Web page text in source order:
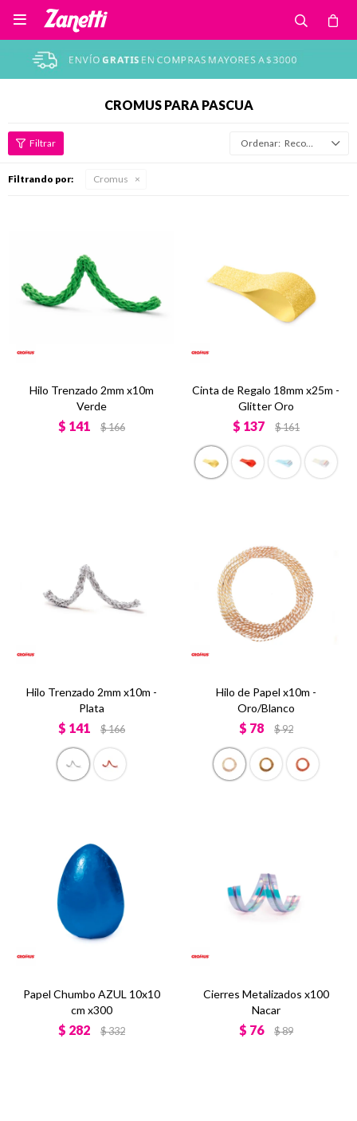

CROMUS PARA PASCUA
Recomendados
Filtrando por: Cromus
Hilo Trenzado 2mm x10m
Verde
$ 141 $166
Cinta de Regalo 18mm x25m -
Glitter Oro
$ 137 $161
Hilo Trenzado 2mm x10m -
Plata
$ 141 $166
Hilo de Papel x10m -
Oro/Blanco
$ 78 $92
Papel Chumbo AZUL 10x10
cm x300
$ 282 $332
Cierres Metalizados x100
Nacar
$ 76 $89